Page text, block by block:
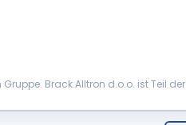
Brack.Alltron d.o.o. ist Teil der